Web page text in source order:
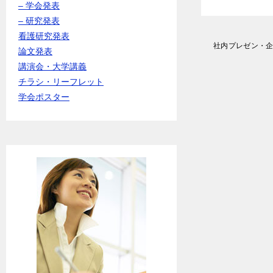
投社内プレゼン・
– 学会発表
– 研究発表
看護研究発表
論文発表
講演会・大学講義
チラシ・リーフレット
学会ポスター